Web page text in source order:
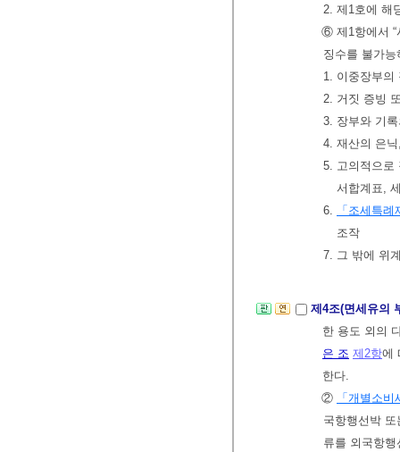
2. 제1호에 해
⑥ 제1항에서 “
징수를 불가
1. 이중장부의
2. 거짓 증빙
3. 장부와 기
4. 재산의 은
5. 고의적으로
서합계표,
6.
「조세특
조작
7. 그 밖에 위
제4조(면세유의
한 용도 외의
은 조 제2항에
한다.
②
「개별소비
국항행선박
류를 외국항